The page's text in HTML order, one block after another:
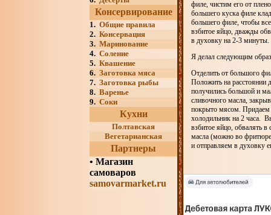
Консервирование
1. Общие правила
2. Консервация
3. Маринование
4. Соление
5. Квашение
6. Заготовка мяса
7. Заготовка рыбы
8. Варенье
9. Соки
Кухни
Полтавская
Вегетарианская
Партнеры
• Магазин
самоваров
samovarmarket.ru
филе, чистим его от
большего куска филе
большего филе, чтобы
взбитое яйцо, дважды
в духовку на 2-3 минуты.
Я делал следующим
Отделить от большого
Положить на расстоянии
получились большой и
сливочного масла,
покрыто мясом. Придаем
холодильник на 2 часа.
взбитое яйцо, обвалять
масла (можно во
и отправляем в духовку